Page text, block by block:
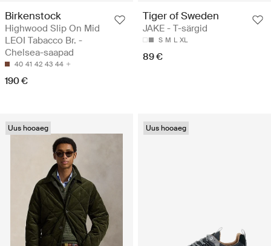
Birkenstock
Highwood Slip On Mid
LEOI Tabacco Br. -
Chelsea-saapad
40 41 42 43 44
190 €
Tiger of Sweden
JAKE - T-särgid
S M L XL
89 €
Uus hooaeg Uus hooaeg